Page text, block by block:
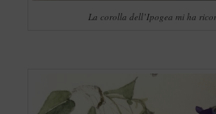
La corolla dell’Ipogea mi ha